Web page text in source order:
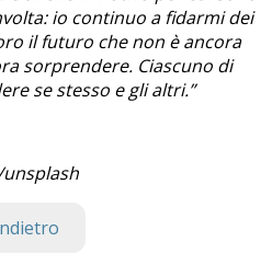
io continuo a fidarmi dei
il futuro che non è ancora
sorprendere. Ciascuno di
se stesso e gli altri.”